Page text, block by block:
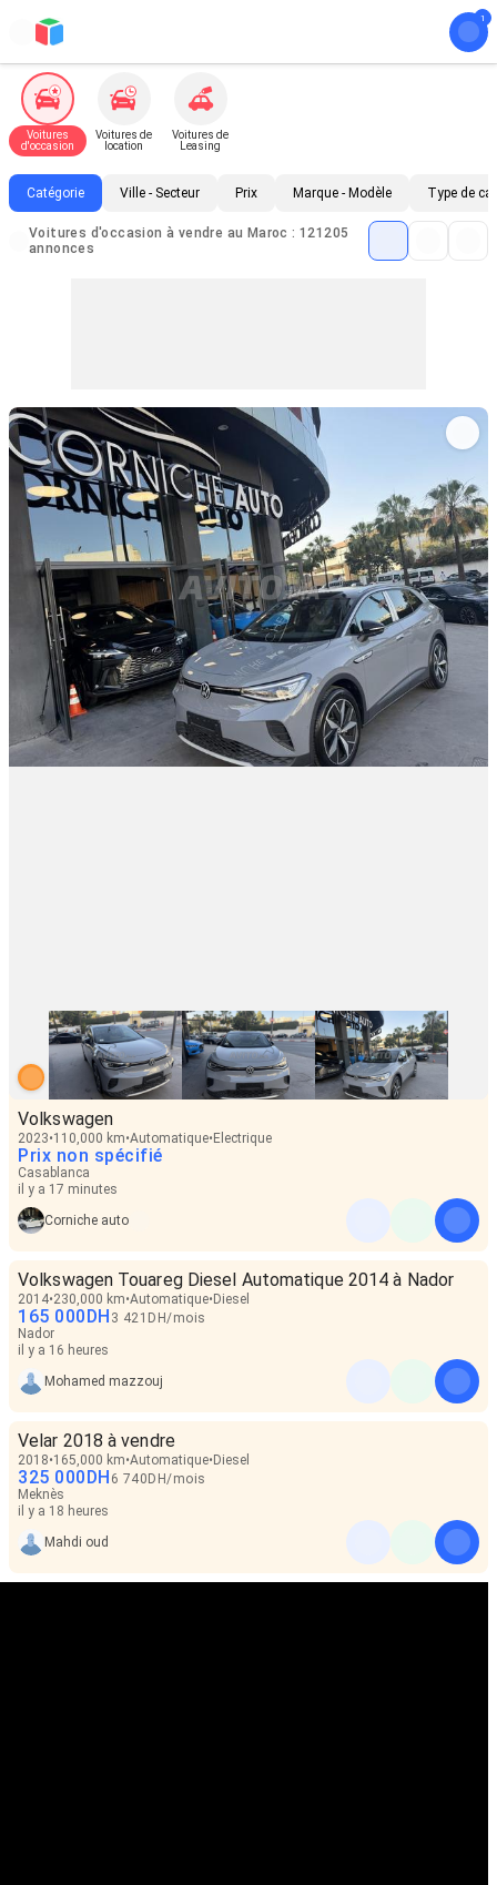
Voitures
d'occasion
Voitures de
location
Voitures de
Leasing
Catégorie Ville - Secteur Prix Marque - Modèle Type de
Voitures d'occasion à vendre au Maroc : 121205
annonces
Volkswagen
2023 110,000 km Automatique Electrique
Prix non spécifié
Casablanca
il y a 17 minutes
Corniche auto
Volkswagen Touareg Diesel Automatique 2014 à Nador
2014 230,000 km Automatique Diesel
165 000DH 3 421 DH/mois
Nador
il y a 16 heures
Mohamed mazzouj
Velar 2018 à vendre
2018 165,000 km Automatique Diesel
325 000DH 6 740 DH/mois
Meknès
il y a 18 heures
Mahdi oud